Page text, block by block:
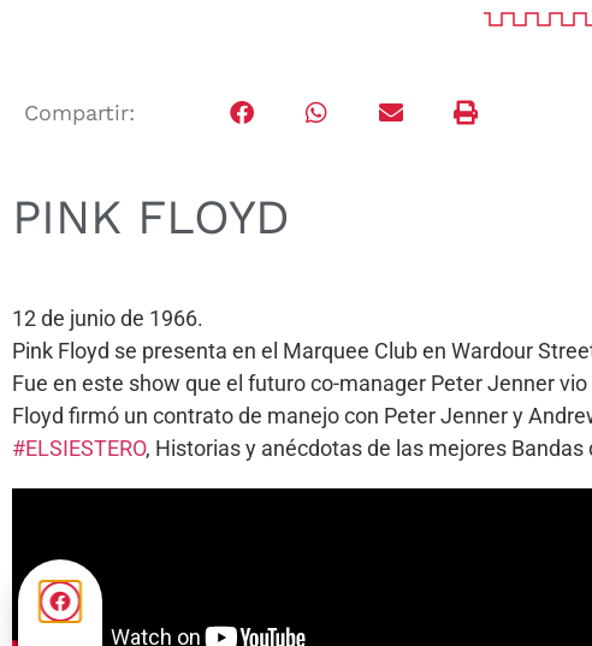
Compartir:
PINK FLOYD
12 de junio de 1966.
Pink Floyd se presenta en el Marquee Club en Wardour
Fue en este show que el futuro co-manager Peter Jenner
Floyd firmó un contrato de manejo con Peter Jenner y
#ELSIESTERO, Historias y anécdotas de las mejores